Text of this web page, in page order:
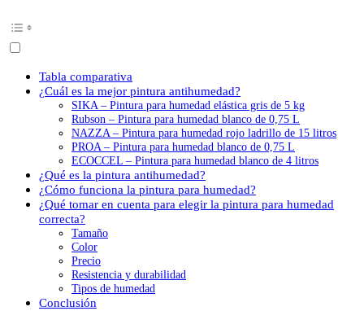
Tabla comparativa
¿Cuál es la mejor pintura antihumedad?
SIKA – Pintura para humedad elástica gris de 5 kg
Rubson – Pintura para humedad blanco de 0,75 L
NAZZA – Pintura para humedad rojo ladrillo de 15 litros
PROA – Pintura para humedad blanco de 0,75 L
ECOCCEL – Pintura para humedad blanco de 4 litros
¿Qué es la pintura antihumedad?
¿Cómo funciona la pintura para humedad?
¿Qué tomar en cuenta para elegir la pintura para humedad
correcta?
Tamaño
Color
Precio
Resistencia y durabilidad
Tipos de humedad
Conclusión